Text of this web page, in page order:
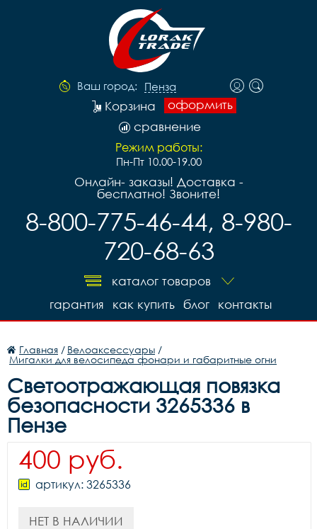
Ваш город: Пенза
оформить
Корзина
сравнение
Режим работы:
Пн-Пт 10.00-19.00
Онлайн- заказы! Доставка -
бесплатно! Звоните!
8-800-775-46-44, 8-980-
720-68-63
каталог товаров
контакты
блог
как купить
гарантия
Главная / Велоаксессуары /
Мигалки для велосипеда фонари и габаритные огни
Светоотражающая повязка
безопасности 3265336 в
Пензе
400 руб.
артикул: 3265336
НЕТ В НАЛИЧИИ